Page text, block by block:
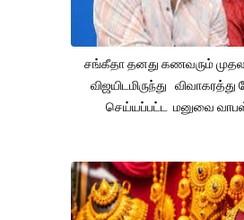
சங்கீதா தனது கணவரும்
விஜயிடமிருந்து
செய்யப்பட்ட மனுவை